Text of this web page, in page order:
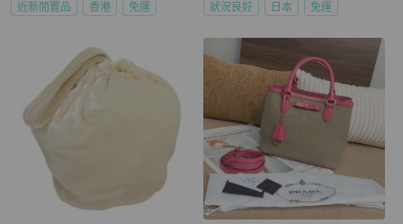
近新閒置品 香港 免運 狀況良好 日本 免運